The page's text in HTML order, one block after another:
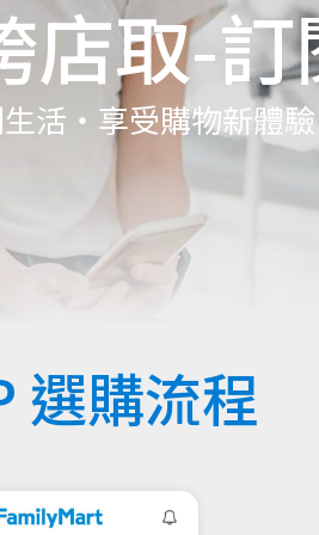
店取-訂
活・享受購物新體驗
選購流程